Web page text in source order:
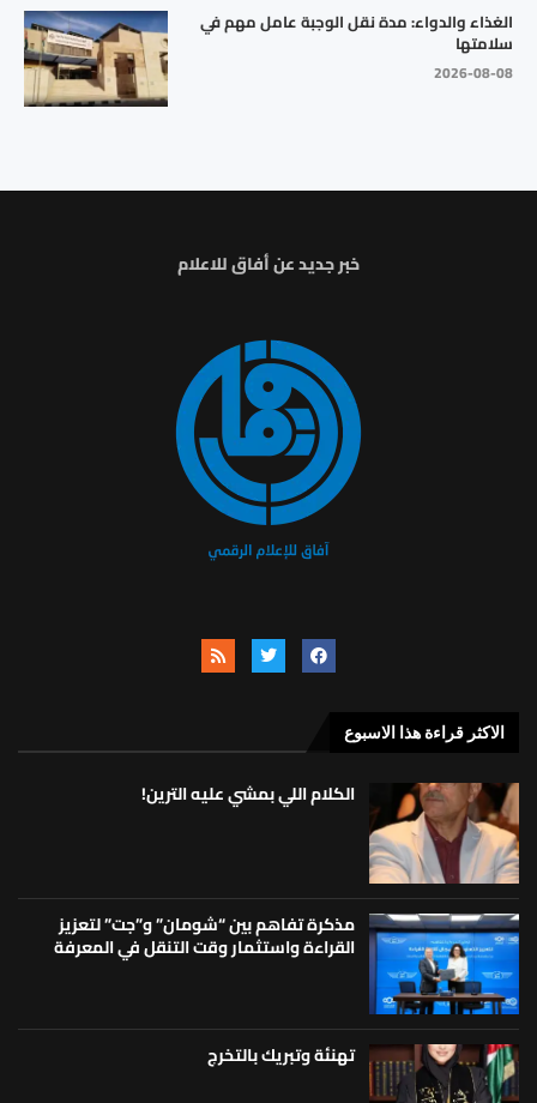
الغذاء والدواء: مدة نقل الوجبة عامل مهم في
سلامتها
2026-08-08
خبر جديد عن أفاق للاعلام
الاكثر قراءة هذا الاسبوع
الكلام اللي بمشي عليه الترين!
مذكرة تفاهم بين “شومان” و”جت” لتعزيز
القراءة واستثمار وقت التنقل في المعرفة
تهنئة وتبريك بالتخرج